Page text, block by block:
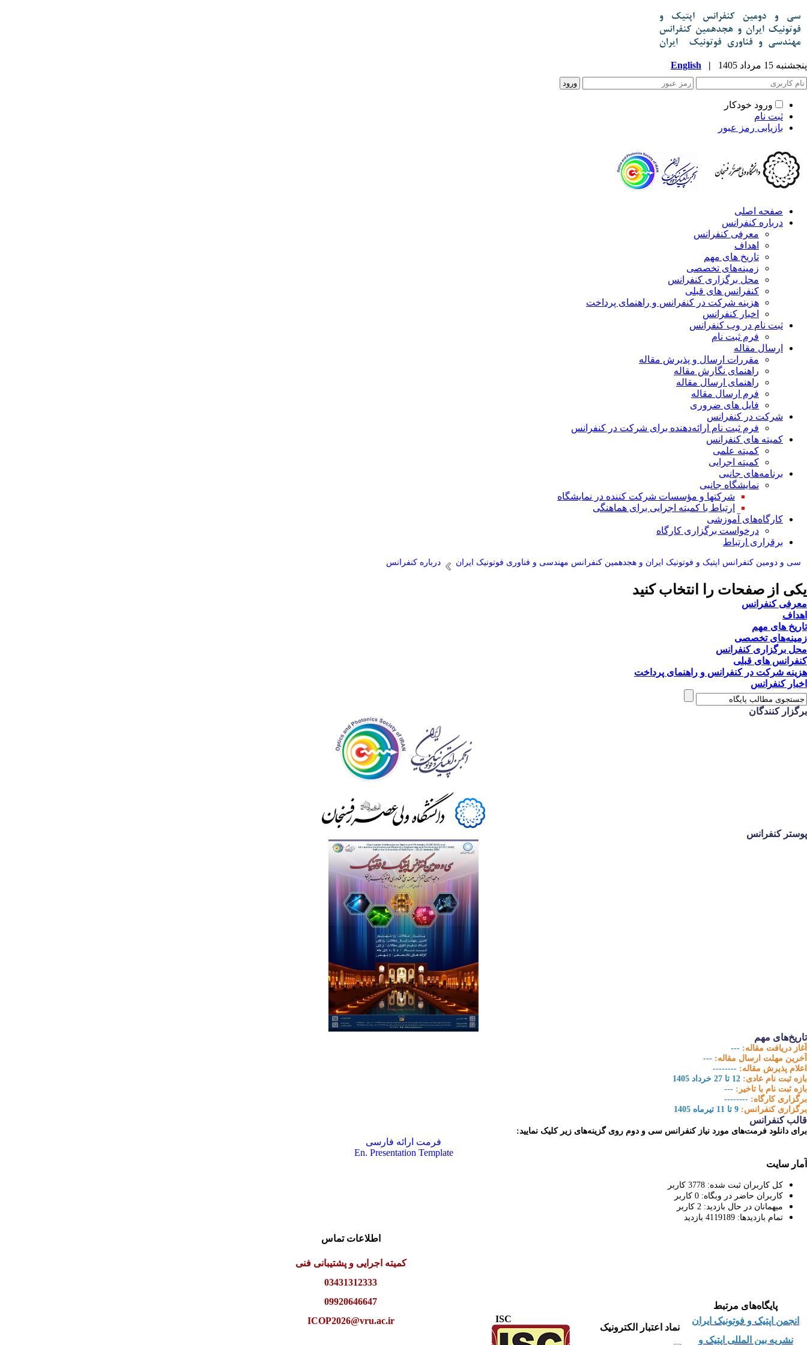
پنجشنبه 15 مرداد 1405 |
English
ورود خودکار
ثبت نام
بازیابی رمز عبور
صفحه اصلی
درباره کنفرانس
معرفی کنفرانس
اهداف
تاریخ های مهم
زمینه‌های تخصصی
محل برگزاری کنفرانس
کنفرانس های قبلی
هزینه‌ شرکت در کنفرانس و راهنمای پرداخت
اخبار کنفرانس
ثبت نام در وب‌ کنفرانس
فرم ثبت نام
ارسال مقاله
مقررات ارسال و پذیرش مقاله
راهنمای نگارش مقاله
راهنمای ارسال مقاله
فرم ارسال مقاله
فایل های ضروری
شرکت در کنفرانس
فرم ثبت نام ارائه‌دهنده برای شرکت در کنفرانس
کمیته های کنفرانس
کمیته علمی
کمیته اجرایی
برنامه‌های جانبی
نمایشگاه جانبی
شرکتها و مؤسسات شرکت کننده در نمایشگاه
ارتباط با کمیته اجرایی برای هماهنگی
کارگاه‌های آموزشی
درخواست برگزاری کارگاه
برقراری ارتباط
سی و دومین کنفرانس اپتيک و فوتونيک ایران و هجدهمين کنفرانس مهندسی و فناوری فوتونيک ايران درباره کنفرانس
یکی از صفحات را انتخاب کنید
معرفی کنفرانس
اهداف
تاریخ های مهم
زمینه‌های تخصصی
محل برگزاری کنفرانس
کنفرانس های قبلی
هزینه‌ شرکت در کنفرانس و راهنمای پرداخت
اخبار کنفرانس
برگزار کنندگان
پوستر کنفرانس
تاریخ‌های مهم
آغاز دریافت مقاله: ---
آخرین مهلت ارسال مقاله: ---
اعلام پذیرش مقاله: --------
بازه‏ ثبت نام عادی: 12 تا 27 خرداد 1405
بازه ثبت نام با تاخیر: ---
برگزاری کارگاه: --------
برگزاری کنفرانس: 9 تا 11 تیرماه 1405
قالب کنفرانس
برای دانلود فرمت‌های مورد نیاز کنفرانس سی و دوم روی گزینه‌های زیر کلیک نمایید:
فرمت ارائه فارسی
En. Presentation Template
آمار سایت
کل کاربران ثبت شده: 3778 کاربر
کاربران حاضر در وبگاه: 0 کاربر
میهمانان در حال بازدید: 2 کاربر
تمام بازدید‌ها: 4119189 بازدید
پایگاه‌های مرتبط
نجمن اپتیک و فوتونیک ایران
نشریه بین المللی اپتیک و
نماد اعتبار الکترونیک
ISC
اطلاعات تماس
کمیته اجرایی و پشتیبانی فنی
03431312333
09920646647
ICOP2026@vru.ac.ir